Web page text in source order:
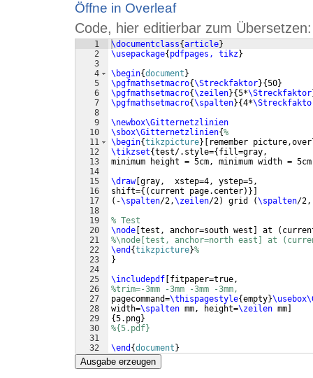
Öffne in Overleaf
Code, hier editierbar zum Übersetzen:
1
2
3
4
5
6
7
8
9
10
11
12
13
14
15
16
17
18
19
20
21
22
23
24
25
26
27
28
29
30
31
32
\documentclass{article}
\usepackage{ pdfpages, tikz}
\begin{document }
\pgfmathsetmacro{\Streckfaktor}{50}
\pgfmathsetmacro{\zeilen}{5*\Streckfaktor
\pgfmathsetmacro{\spalten}{4*
\newbox\Gitternetzlinien
\sbox\Gitternetzlinien{%
\begin{tikzpicture}
remember
\tikzset{test/.style={ fill=gray,
minimum height = 5cm, minimum width =
\draw[ gray,  xstep=4, ystep=5,
shift={( current page.center)}]
( -\spalten/2,\zeilen/2) grid (\spalten/
% Test
\node test, anchor=south west at (
%\node[test, anchor=north east] at
\end {tikzpicture}%
}
\includepdf fitpaper=true,
%trim=-3mm -3mm -3mm -3mm,
pagecommand=\thispagestyle{empty}
width=\spalten mm, height=\zeilen mm
{5.png}
%{5.pdf}
\end {document }
Ausgabe erzeugen